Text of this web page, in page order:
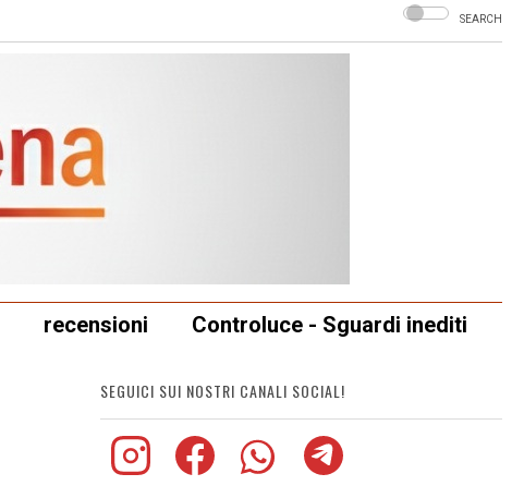
SEARCH
recensioni Controluce - Sguardi inediti
SEGUICI SUI NOSTRI CANALI SOCIAL!